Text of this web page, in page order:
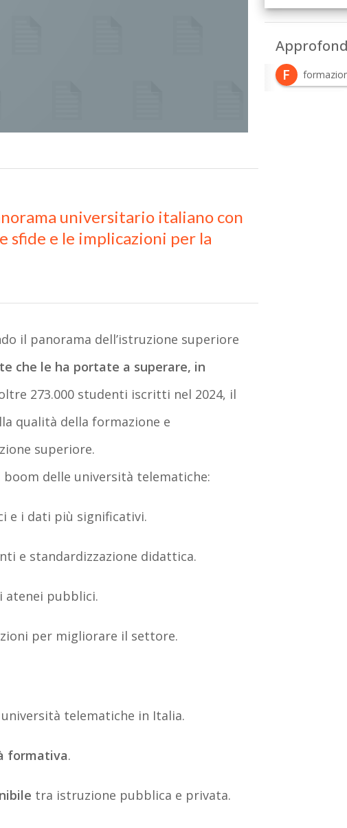
universitario italiano con
sfide e le implicazioni per la
il panorama dell’istruzione superiore
che le ha portate a superare, in
273.000 studenti iscritti nel 2024, il
qualità della formazione e
superiore.
delle università telematiche:
e i dati più significativi.
e standardizzazione didattica.
atenei pubblici.
per migliorare il settore.
telematiche in Italia.
formativa.
tra istruzione pubblica e privata.
F